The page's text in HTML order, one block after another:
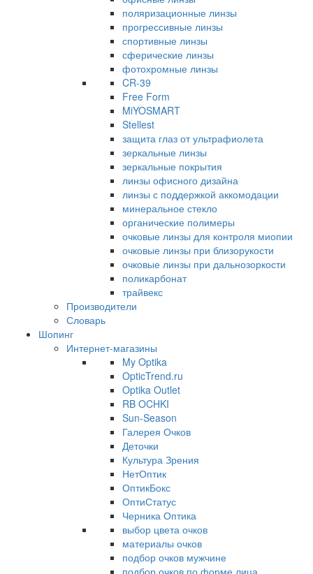
поляризационные линзы
прогрессивные линзы
спортивные линзы
сферические линзы
фотохромные линзы
CR-39
Free Form
MiYOSMART
Stellest
защита глаз от ультрафиолета
зеркальные линзы
зеркальные покрытия
линзы офисного дизайна
линзы с поддержкой аккомодации
минеральное стекло
органические полимеры
очковые линзы для контроля миопии
очковые линзы при близорукости
очковые линзы при дальнозоркости
поликарбонат
трайвекс
Производители
Словарь
Шопинг
Интернет-магазины
My Optika
OpticTrend.ru
Optika Outlet
RB OCHKI
Sun-Season
Галерея Очков
Деточки
Культура Зрения
НетОптик
ОптикБокс
ОптиСтатус
Черника Оптика
выбор цвета очков
материалы очков
подбор очков мужчине